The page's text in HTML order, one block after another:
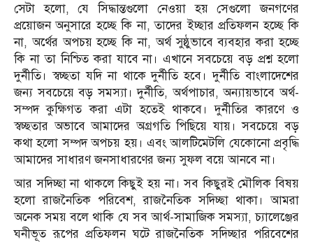
সেটা হলো, যে সিদ্ধান্তগুলো নেওয়া হয় সেগুলো জনগণের
প্রয়োজন অনুসারে হচ্ছে কি না, তাদের ইচ্ছার প্রতিফলন হচ্ছে কি
না, অর্থের অপচয় হচ্ছে কি না, অর্থ সুষ্ঠুভাবে ব্যবহার করা হচ্ছে
কি না তা নিশ্চিত করা যাবে না। এখানে সবচেয়ে বড় প্রশ্ন হলো
দুর্নীতি। স্বচ্ছতা যদি না থাকে দুর্নীতি হবে। দুর্নীতি বাংলাদেশের
জন্য সবচেয়ে বড় সমস্যা। দুর্নীতি, অর্থপাচার, অন্যায়ভাবে অর্থ-
সম্পদ কুক্ষিগত করা এটা হতেই থাকবে। দুর্নীতির কারণে ও
স্বচ্ছতার অভাবে আমাদের অগ্রগতি পিছিয়ে যায়। সবচেয়ে বড়
কথা হলো সম্পদ অপচয় হয়। এবং আলটিমেটলি যেকোনো প্রবৃদ্ধি
আমাদের সাধারণ জনসাধারণের জন্য সুফল বয়ে আনবে না।
আর সদিচ্ছা না থাকলে কিছুই হয় না। সব কিছুরই মৌলিক বিষয়
হলো রাজনৈতিক পরিবেশ, রাজনৈতিক সদিচ্ছা থাকা। আমরা
অনেক সময় বলে থাকি যে সব আর্থ-সামাজিক সমস্যা, চ্যালেঞ্জের
ঘনীভূত রূপের প্রতিফলন ঘটে রাজনৈতিক সদিচ্ছার পরিবেশের